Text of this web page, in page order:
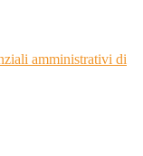
amministrativi di